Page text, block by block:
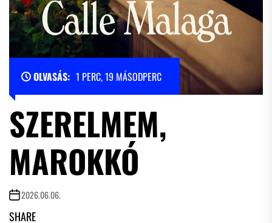
OLVASÁS: 1 PERC, 19 MÁSODPERC
SZERELMEM,
MAROKKÓ
2026.06.06.
SHARE